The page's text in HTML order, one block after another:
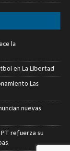
la
en La Libertad
Las
nuevas
refuerza su